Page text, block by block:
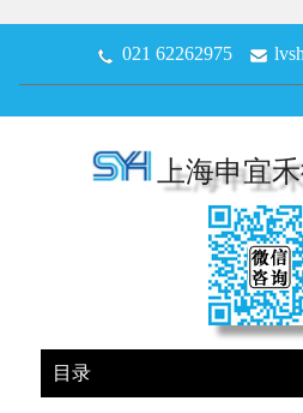
021 62262975
上海申宜
目录